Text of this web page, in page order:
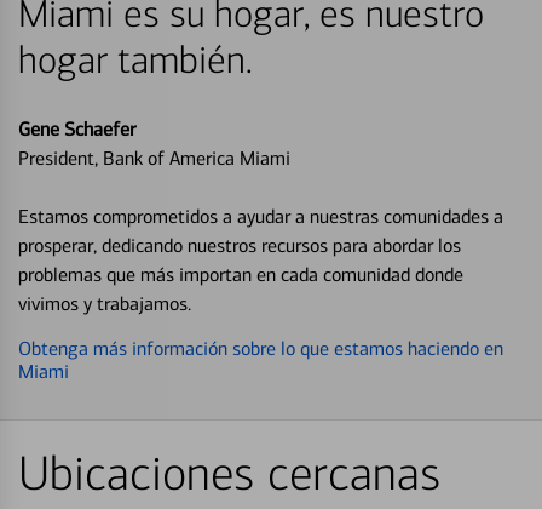
Miami es su hogar, es nuestro
hogar también.
Gene Schaefer
President, Bank of America Miami
Estamos comprometidos a ayudar a nuestras comunidades a
prosperar, dedicando nuestros recursos para abordar los
problemas que más importan en cada comunidad donde
vivimos y trabajamos.
Obtenga más información sobre lo que estamos haciendo en
Miami
Ubicaciones cercanas